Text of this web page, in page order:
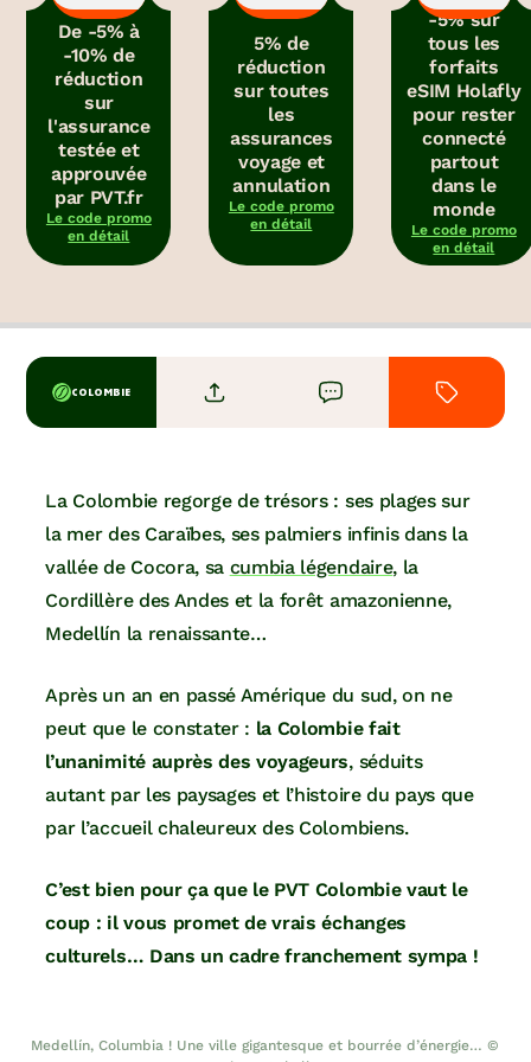
De -5% à
-10% de
réduction
sur
l'assurance
testée et
approuvée
par PVT.fr
Le code promo
en détail
5% de
réduction
sur toutes
les
assurances
voyage et
annulation
Le code promo
en détail
-5% sur
tous les
forfaits
eSIM Holafly
pour rester
connecté
partout
dans le
monde
Le code promo
en détail
COLOMBIE
La Colombie regorge de trésors : ses plages sur
la mer des Caraïbes, ses palmiers infinis dans la
vallée de Cocora, sa cumbia légendaire, la
Cordillère des Andes et la forêt amazonienne,
Medellín la renaissante…
Après un an en passé Amérique du sud, on ne
peut que le constater : la Colombie fait
l’unanimité auprès des voyageurs, séduits
autant par les paysages et l’histoire du pays que
par l’accueil chaleureux des Colombiens.
C’est bien pour ça que le PVT Colombie vaut le
coup : il vous promet de vrais échanges
culturels… Dans un cadre franchement sympa !
Medellín, Columbia ! Une ville gigantesque et bourrée d’énergie… ©